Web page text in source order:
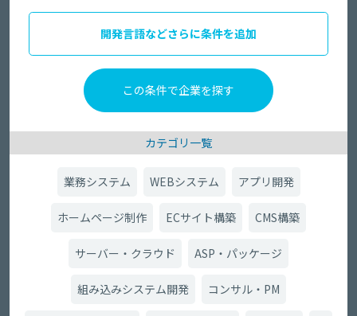
開発言語などさらに条件を追加
カテゴリ一覧
業務システム WEBシステム アプリ開発
ホームページ制作 ECサイト構築 CMS構築
サーバー・クラウド ASP・パッケージ
組み込みシステム開発 コンサル・PM